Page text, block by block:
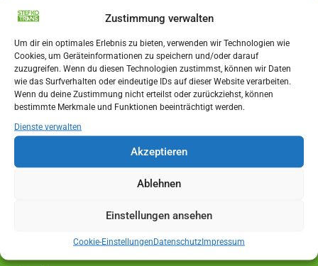
Zustimmung verwalten
Um dir ein optimales Erlebnis zu bieten, verwenden wir Technologien wie
Cookies, um Geräteinformationen zu speichern und/oder darauf
zuzugreifen. Wenn du diesen Technologien zustimmst, können wir Daten
wie das Surfverhalten oder eindeutige IDs auf dieser Website verarbeiten.
Wenn du deine Zustimmung nicht erteilst oder zurückziehst, können
bestimmte Merkmale und Funktionen beeinträchtigt werden.
Dienste verwalten
Akzeptieren
Ablehnen
Einstellungen ansehen
Cookie-EinstellungenDatenschutzImpressum
Informatives
Entrümpelung